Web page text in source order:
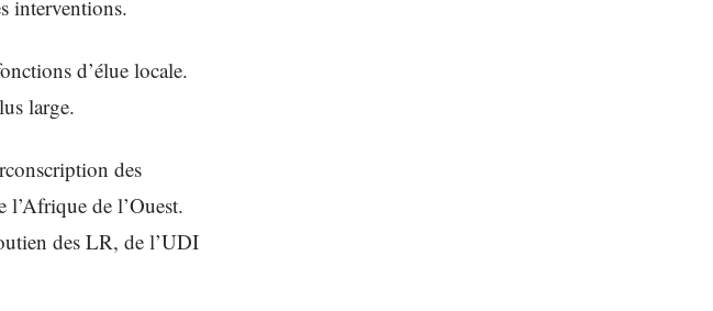
interventions.
d’élue locale.
large.
des
l’Afrique de l’Ouest.
des LR, de l’UDI